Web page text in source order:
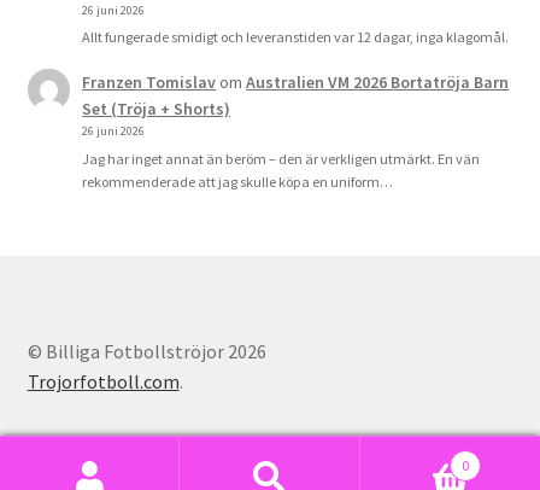
26 juni 2026
Allt fungerade smidigt och leveranstiden var 12 dagar, inga klagomål.
Franzen TomislavomAustralien VM 2026 Bortatröja Barn
Set (Tröja + Shorts)
26 juni 2026
Jag har inget annat än beröm – den är verkligen utmärkt. En vän
rekommenderade att jag skulle köpa en uniform…
© Billiga Fotbollströjor 2026
Trojorfotboll.com.
0